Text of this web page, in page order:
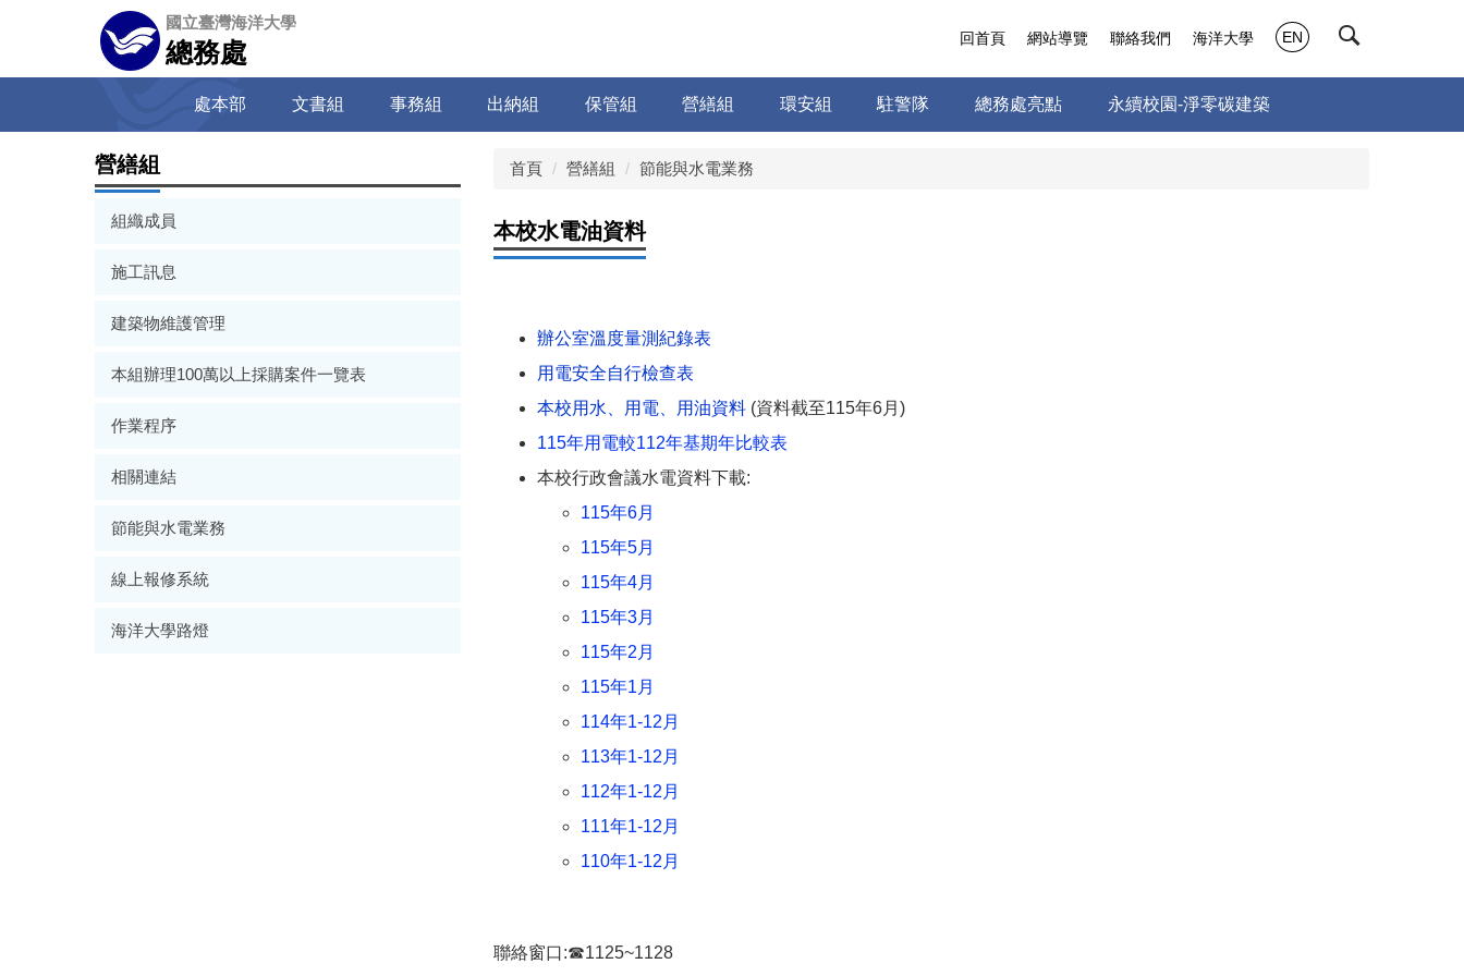
容
國立臺灣海洋大學
總務處
處本部 文書組 事務組 出納組 保管組 營繕組 環安組 駐警隊 總務處亮點 永續校園-淨零碳建築
回首頁 網站導覽 聯絡我們 海洋大學 EN
營繕組
組織成員
施工訊息
建築物維護管理
本組辦理100萬以上採購案件一覽表
作業程序
相關連結
節能與水電業務
線上報修系統
海洋大學路燈
首頁 營繕組 節能與水電業務
本校水電油資料
辦公室溫度量測紀錄表
用電安全自行檢查表
本校用水、用電、用油資料 (資料截至115年6月)
115年用電較112年基期年比較表
本校行政會議水電資料下載:
115年6月
115年5月
115年4月
115年3月
115年2月
115年1月
114年1-12月
113年1-12月
112年1-12月
111年1-12月
110年1-12月
聯絡窗口:☎1125~1128